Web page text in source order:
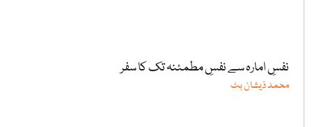
نفسِ امارہ سے نفسِ مطمئنہ تک کا سفر
محمد ذیشان بٹ